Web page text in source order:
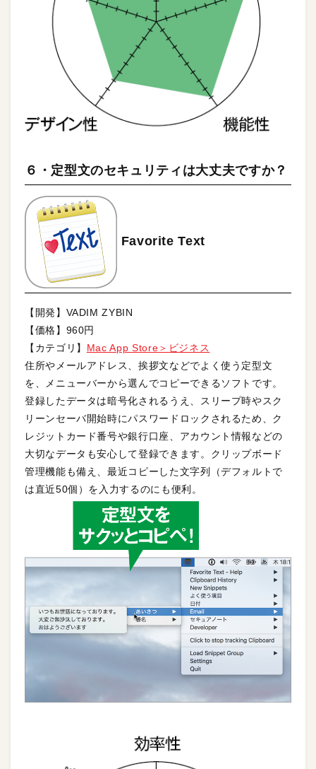
６・定型文のセキュリティは大丈夫ですか？
Favorite Text
【開発】VADIM ZYBIN
【価格】960円
【カテゴリ】 Mac App Store＞ビジネス
住所やメールアドレス、挨拶文などでよく使う定型文
を、メニューバーから選んでコピーできるソフトです。
登録したデータは暗号化されるうえ、スリープ時やスク
リーンセーバ開始時にパスワードロックされるため、ク
レジットカード番号や銀行口座、アカウント情報などの
大切なデータも安心して登録できます。クリップボード
管理機能も備え、最近コピーした文字列（デフォルトで
は直近50個）を入力するのにも便利。